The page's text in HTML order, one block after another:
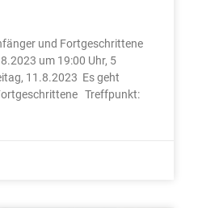
und Fortgeschrittene
um 19:00 Uhr, 5
11.8.2023 Es geht
Treffpunkt: